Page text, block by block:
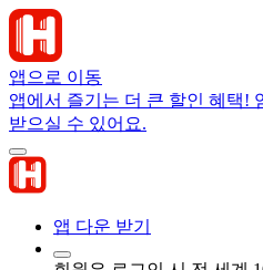
앱으로 이동
앱에서 즐기는 더 큰 할인 혜택!
받으실 수 있어요.
앱 다운 받기